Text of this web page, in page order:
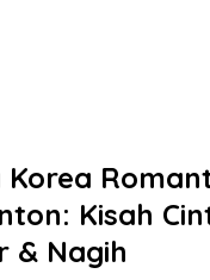
Korea
Kisah
& Nagih